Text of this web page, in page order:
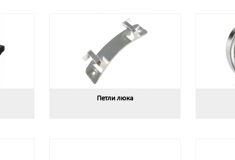
Петли люка